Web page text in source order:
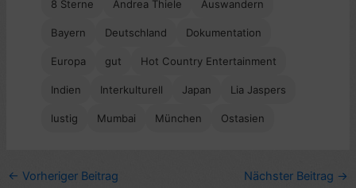
8 Sterne Andrea Thiele Auswandern
Bayern Deutschland Dokumentation
Europa gut Hot Country Entertainment
Indien Interkulturell Japan Lia Jaspers
lustig Mumbai München Ostasien
← Vorheriger Beitrag Nächster Beitrag →